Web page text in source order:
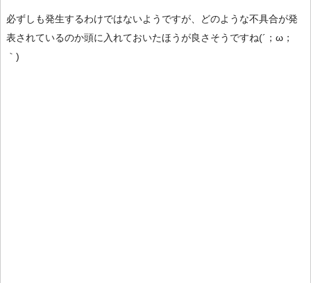
必ずしも発生するわけではないようですが、どのような不具合が発
表されているのか頭に入れておいたほうが良さそうですね(´；ω；
｀)